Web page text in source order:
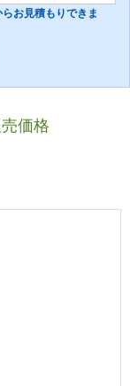
お見積もりできま
価格